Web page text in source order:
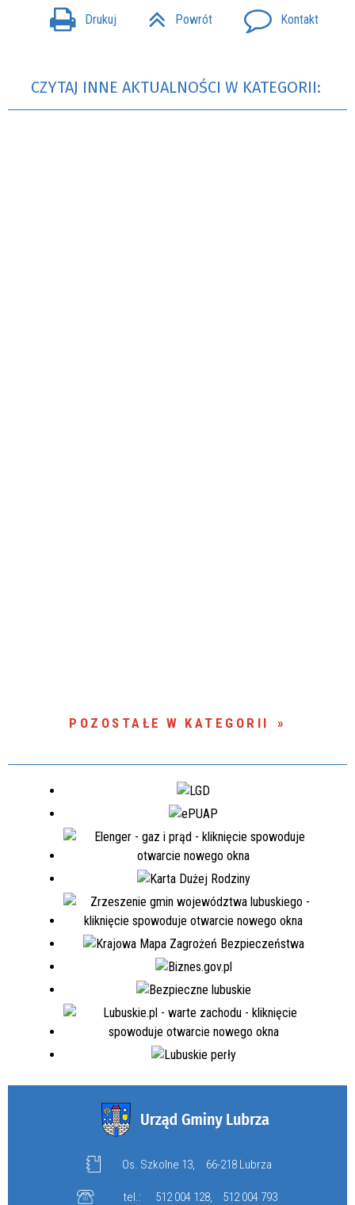
Drukuj Powrót Kontakt
CZYTAJ INNE AKTUALNOŚCI W KATEGORII:
POZOSTAŁE W KATEGORII
Os. Szkolne 13, 66-218 Lubrza
tel.: 512 004 128, 512 004 793